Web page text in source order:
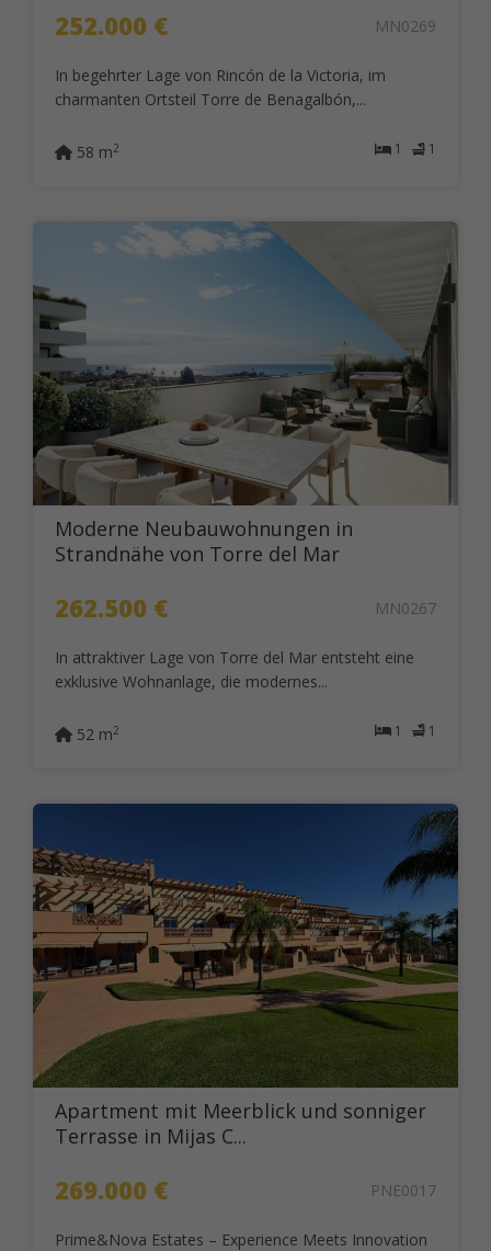
252.000 € MN0269
In begehrter Lage von Rincón de la Victoria, im
charmanten Ortsteil Torre de Benagalbón,...
1 1
58 m2
Moderne Neubauwohnungen in
Strandnähe von Torre del Mar
262.500 € MN0267
In attraktiver Lage von Torre del Mar entsteht eine
exklusive Wohnanlage, die modernes...
1 1
52 m2
Apartment mit Meerblick und sonniger
Terrasse in Mijas C...
269.000 € PNE0017
Prime&Nova Estates – Experience Meets Innovation